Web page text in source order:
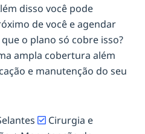
disso você pode
de você e agendar
o plano só cobre isso?
ampla cobertura além
e manutenção do seu
Cirurgia e